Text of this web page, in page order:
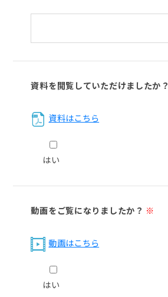
資料を閲覧していただけましたか？
資料はこちら
はい
動画をご覧になりましたか？ ※
動画はこちら
はい